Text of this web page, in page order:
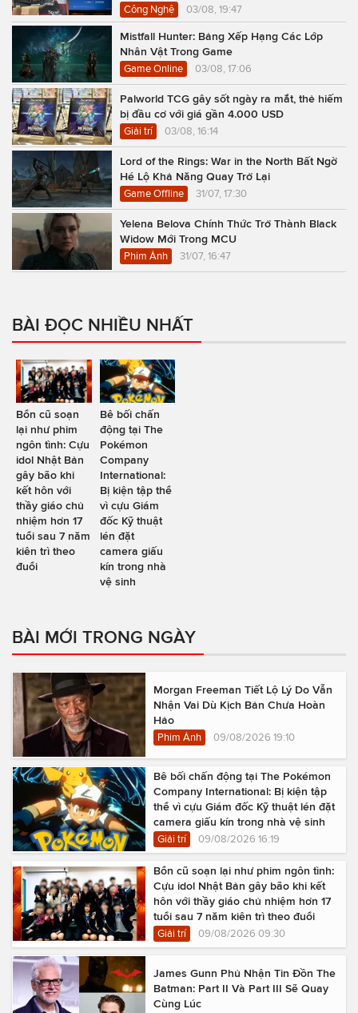
Công Nghệ 03/08, 19:47
Mistfall Hunter: Bảng Xếp Hạng Các Lớp
Nhân Vật Trong Game
Game Online 03/08, 17:06
Palworld TCG gây sốt ngày ra mắt, thẻ hiếm
bị đầu cơ với giá gần 4.000 USD
Giải trí 03/08, 16:14
Lord of the Rings: War in the North Bất Ngờ
Hé Lộ Khả Năng Quay Trở Lại
Game Offline 31/07, 17:30
Yelena Belova Chính Thức Trở Thành Black
Widow Mới Trong MCU
Phim Ảnh 31/07, 16:47
BÀI ĐỌC NHIỀU NHẤT
Bổn cũ soạn
lại như phim
ngôn tình: Cựu
idol Nhật Bản
gây bão khi
kết hôn với
thầy giáo chủ
nhiệm hơn 17
tuổi sau 7 năm
kiên trì theo
đuổi
Bê bối chấn
động tại The
Pokémon
Company
International:
Bị kiện tập thể
vì cựu Giám
đốc Kỹ thuật
lén đặt
camera giấu
kín trong nhà
vệ sinh
BÀI MỚI TRONG NGÀY
Morgan Freeman Tiết Lộ Lý Do Vẫn
Nhận Vai Dù Kịch Bản Chưa Hoàn
Hảo
Phim Ảnh 09/08/2026 19:10
Bê bối chấn động tại The Pokémon
Company International: Bị kiện tập
thể vì cựu Giám đốc Kỹ thuật lén đặt
camera giấu kín trong nhà vệ sinh
Giải trí 09/08/2026 16:19
Bổn cũ soạn lại như phim ngôn tình:
Cựu idol Nhật Bản gây bão khi kết
hôn với thầy giáo chủ nhiệm hơn 17
tuổi sau 7 năm kiên trì theo đuổi
Giải trí 09/08/2026 09:30
James Gunn Phủ Nhận Tin Đồn The
Batman: Part II Và Part III Sẽ Quay
Cùng Lúc